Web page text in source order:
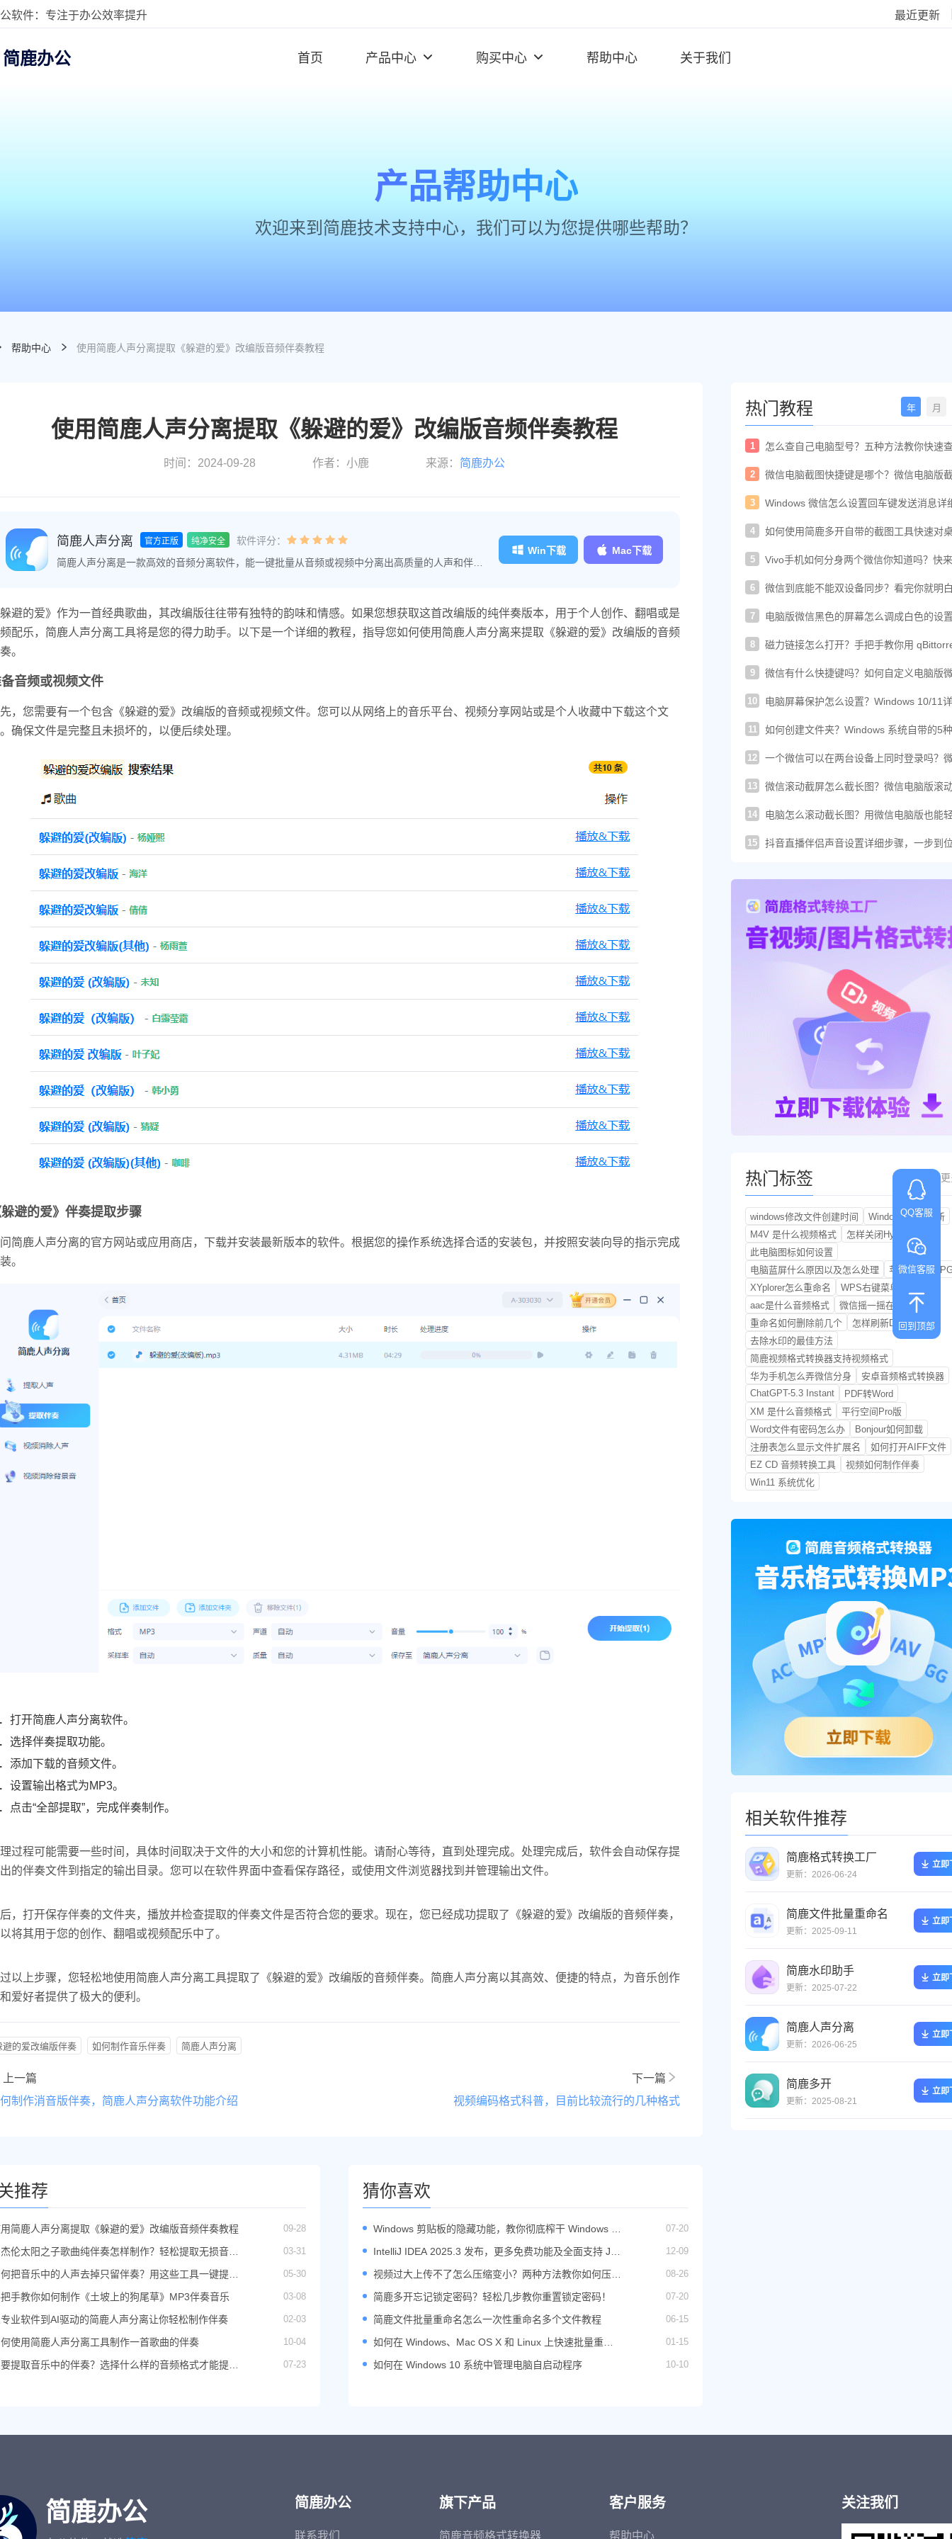
软件：专注于办公效率提升 最近更新
简鹿办公 首页 产品中心 购买中心 帮助中心 关于我们
产品帮助中心
欢迎来到简鹿技术支持中心，我们可以为您提供哪些帮助？
帮助中心 使用简鹿人声分离提取《躲避的爱》改编版音频伴奏教程
使用简鹿人声分离提取《躲避的爱》改编版音频伴奏教程
时间：2024-09-28 作者：小鹿 来源： 简鹿办公
简鹿人声分离 官方正版 纯净安全
软件评分：
简鹿人声分离是一款高效的音频分离软件，能一键批量从音频或视频中分离出高质量的人声和伴
Win下载 Mac下载
避的爱》作为一首经典歌曲，其改编版往往带有独特的韵味和情感。如果您想获取这首改编版的纯伴奏版本，用于个人创作、翻唱或是
配乐，简鹿人声分离工具将是您的得力助手。以下是一个详细的教程，指导您如何使用简鹿人声分离来提取《躲避的爱》改编版的音频
。
音频或视频文件
，您需要有一个包含《躲避的爱》改编版的音频或视频文件。您可以从网络上的音乐平台、视频分享网站或是个人收藏中下载这个文
确保文件是完整且未损坏的，以便后续处理。
避的爱》伴奏提取步骤
简鹿人声分离的官方网站或应用商店，下载并安装最新版本的软件。根据您的操作系统选择合适的安装包，并按照安装向导的指示完成
。
打开简鹿人声分离软件。
选择伴奏提取功能。
添加下载的音频文件。
设置输出格式为MP3。
点击“全部提取”，完成伴奏制作。
过程可能需要一些时间，具体时间取决于文件的大小和您的计算机性能。请耐心等待，直到处理完成。处理完成后，软件会自动保存提
的伴奏文件到指定的输出目录。您可以在软件界面中查看保存路径，或使用文件浏览器找到并管理输出文件。
，打开保存伴奏的文件夹，播放并检查提取的伴奏文件是否符合您的要求。现在，您已经成功提取了《躲避的爱》改编版的音频伴奏，
将其用于您的创作、翻唱或视频配乐中了。
以上步骤，您轻松地使用简鹿人声分离工具提取了《躲避的爱》改编版的音频伴奏。简鹿人声分离以其高效、便捷的特点，为音乐创作
爱好者提供了极大的便利。
避的爱改编版伴奏 如何制作音乐伴奏 简鹿人声分离
上一篇
制作消音版伴奏，简鹿人声分离软件功能介绍
下一篇
视频编码格式科普，目前比较流行的几种格式
推荐
简鹿人声分离提取《躲避的爱》改编版音频伴奏教程 09-28
伦太阳之子歌曲纯伴奏怎样制作？轻松提取无损音频
03-31
把音乐中的人声去掉只留伴奏？用这些工具一键提取
05-30
手教你如何制作《土坡上的狗尾草》MP3伴奏音乐 03-08
业软件到AI驱动的简鹿人声分离让你轻松制作伴奏 02-03
使用简鹿人声分离工具制作一首歌曲的伴奏 10-04
提取音乐中的伴奏？选择什么样的音频格式才能提取
07-23
猜你喜欢
Windows 剪贴板的隐藏功能，教你彻底榨干 Windows 剪
07-20
IntelliJ IDEA 2025.3 发布，更多免费功能及全面支持 Jav
12-09
视频过大上传不了怎么压缩变小？两种方法教你如何压缩
08-26
简鹿多开忘记锁定密码？轻松几步教你重置锁定密码！ 07-20
简鹿文件批量重命名怎么一次性重命名多个文件教程 06-15
如何在 Windows、Mac OS X 和 Linux 上快速批量重命
01-15
如何在 Windows 10 系统中管理电脑自启动程序 10-10
热门教程 年 月
1
怎么查自己电脑型号？五种方法教你快速
2
微信电脑截图快捷键是哪个？微信电脑版
3
Windows 微信怎么设置回车键发送消息详
4
如何使用简鹿多开自带的截图工具快速对
5
Vivo手机如何分身两个微信你知道吗？快
6
微信到底能不能双设备同步？看完你就明
7
电脑版微信黑色的屏幕怎么调成白色的设
8
磁力链接怎么打开？手把手教你用
9
微信有什么快捷键吗？如何自定义电脑版
10
电脑屏幕保护怎么设置？Windows 10/11
11
如何创建文件夹？Windows 系统自带的5
12
一个微信可以在两台设备上同时登录吗？
13
微信滚动截屏怎么截长图？微信电脑版滚
14
电脑怎么滚动截长图？用微信电脑版也能
15
抖音直播伴侣声音设置详细步骤，一步到
热门标签
windows修改文件创建时间
Windows 安全更新
M4V 是什么视频格式
怎样关闭Hyper-V
此电脑图标如何设置
电脑蓝屏什么原因以及怎么处理
苹果照片转
XYplorer怎么重命名
WPS右键菜单如何删除
aac是什么音频格式
微信摇一摇在哪里打开
重命名如何删除前几个
怎样刷新DNS缓存
去除水印的最佳方法
简鹿视频格式转换器支持视频格式
华为手机怎么弄微信分身
安卓音频格式转换器
ChatGPT-5.3 Instant
PDF转Word
XM 是什么音频格式
平行空间Pro版
Word文件有密码怎么办
Bonjour如何卸载
注册表怎么显示文件扩展名
如何打开AIFF文件
EZ CD 音频转换工具
视频如何制作伴奏
Win11 系统优化
相关软件推荐
简鹿格式转换工厂
更新：2026-06-24
立即
简鹿文件批量重命名
更新：2025-09-11
立即
简鹿水印助手
更新：2025-07-22
立即
简鹿人声分离
更新：2026-06-25
立即
简鹿多开
更新：2025-08-21
立即
简鹿办公 简鹿办公
联系我们
旗下产品
简鹿音频格式转换器
客户服务
帮助中心
关注我们
QQ客服
微信客服
回到顶部